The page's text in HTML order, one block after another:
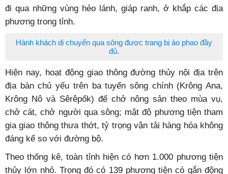
đi qua những vùng hẻo lánh, giáp ranh, ở khắp các địa
phương trong tỉnh.
Hành khách di chuyển qua sông được trang bị áo phao đầy
đủ.
Hiện nay, hoạt động giao thông đường thủy nội địa trên
địa bàn chủ yếu trên ba tuyến sông chính (Krông Ana,
Krông Nô và Sêrêpốk) để chở nông sản theo mùa vụ,
chở cát, chở người qua sông; mật độ phương tiện tham
gia giao thông thưa thớt, tỷ trọng vận tải hàng hóa không
đáng kể so với đường bộ.
Theo thống kê, toàn tỉnh hiện có hơn 1.000 phương tiện
thủy lớn nhỏ. Trong đó có 139 phương tiện có gắn động